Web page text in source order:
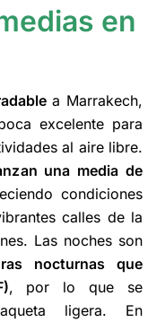
en
a Marrakech,
excelente para
al aire libre.
una media de
condiciones
calles de la
Las noches son
nocturnas que
, por lo que se
ligera. En